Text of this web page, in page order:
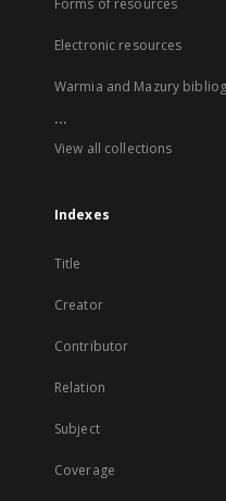
Forms of resources
Electronic resources
Warmia and Mazury
...
View all collections
Indexes
Title
Creator
Contributor
Relation
Subject
Coverage